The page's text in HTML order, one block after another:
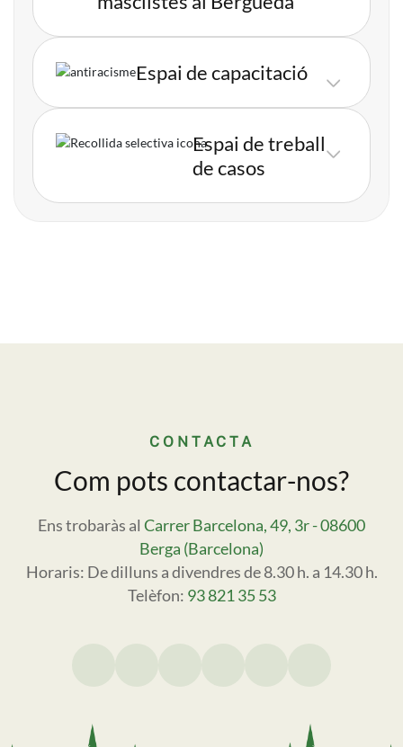
Imatge Espai de capacitació
Imatge
Espai de treball
de casos
CONTACTA
Com pots contactar-nos?
Ens trobaràs al Carrer Barcelona, 49, 3r - 08600
Berga (Barcelona)
Horaris: De dilluns a divendres de 8.30 h. a 14.30 h.
Telèfon: 93 821 35 53